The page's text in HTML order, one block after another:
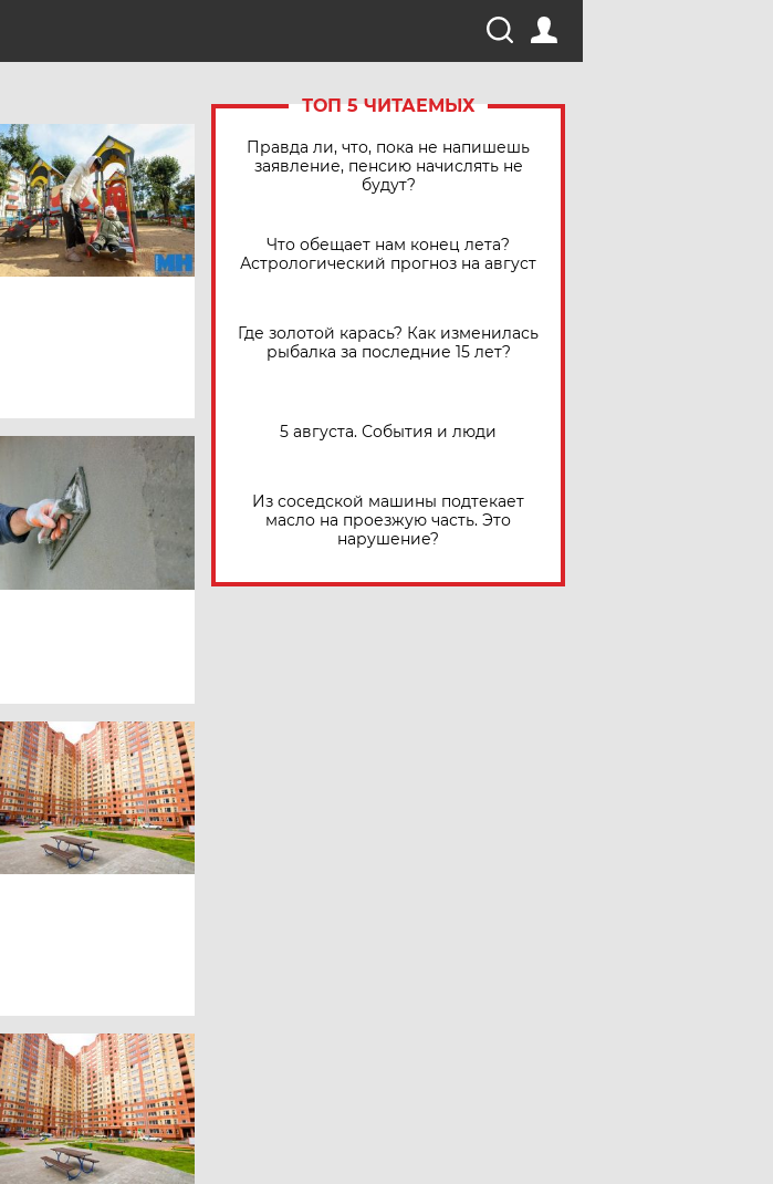
ТОП 5 ЧИТАЕМЫХ
Правда ли, что, пока не напишешь
заявление, пенсию начислять не
будут?
​Что обещает нам конец лета?
Астрологический прогноз на август
Где золотой карась? Как изменилась
рыбалка за последние 15 лет?
5 августа. События и люди
Из соседской машины подтекает
масло на проезжую часть. Это
нарушение?